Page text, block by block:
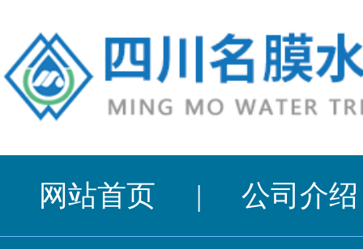
网站首页 | 公司介绍